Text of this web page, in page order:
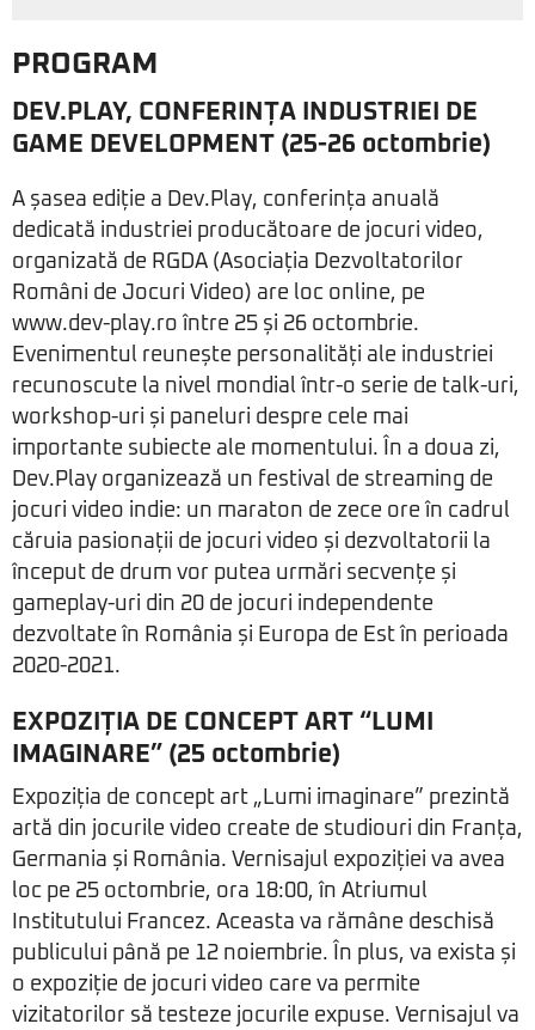
PROGRAM
DEV.PLAY, CONFERINȚA INDUSTRIEI DE
GAME DEVELOPMENT (25-26 octombrie)
A șasea ediție a Dev.Play, conferința anuală
dedicată industriei producătoare de jocuri video,
organizată de RGDA (Asociația Dezvoltatorilor
Români de Jocuri Video) are loc online, pe
www.dev-play.ro între 25 și 26 octombrie.
Evenimentul reunește personalități ale industriei
recunoscute la nivel mondial într-o serie de talk-uri,
workshop-uri și paneluri despre cele mai
importante subiecte ale momentului. În a doua zi,
Dev.Play organizează un festival de streaming de
jocuri video indie: un maraton de zece ore în cadrul
căruia pasionații de jocuri video și dezvoltatorii la
început de drum vor putea urmări secvențe și
gameplay-uri din 20 de jocuri independente
dezvoltate în România și Europa de Est în perioada
2020-2021.
EXPOZIȚIA DE CONCEPT ART “LUMI
IMAGINARE” (25 octombrie)
Expoziția de concept art „Lumi imaginare” prezintă
artă din jocurile video create de studiouri din Franța,
Germania și România. Vernisajul expoziției va avea
loc pe 25 octombrie, ora 18:00, în Atriumul
Institutului Francez. Aceasta va rămâne deschisă
publicului până pe 12 noiembrie. În plus, va exista și
o expoziție de jocuri video care va permite
vizitatorilor să testeze jocurile expuse. Vernisajul va